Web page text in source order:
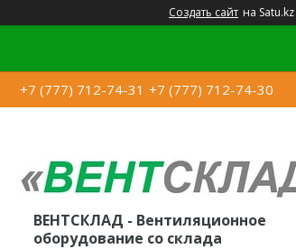
Создать сайт на Satu.kz
+7 (777) 712-74-31 +7 (777) 712-74-30
ВЕНТСКЛАД - Вентиляционное
оборудование со склада